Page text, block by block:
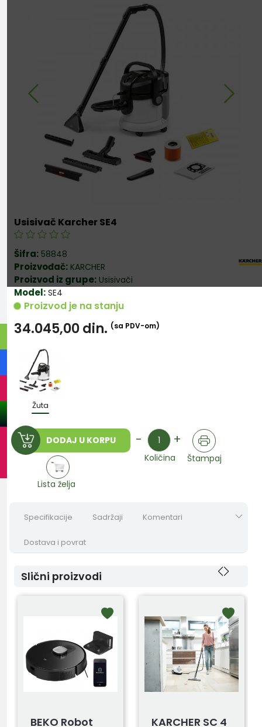
Usisivač Karcher SE4
Šifra: 58848
Proizvođač: KARCHER
Proizvod iz grupe: Usisivači
Model: SE4
Proizvod je na stanju
34.045,00din. (sa PDV-om)
Žuta
DODAJ U KORPU - Količina +
Količina Štampaj
Lista želja
Specifikacije Sadržaji Komentari
Dostava i povrat
Slični proizvodi
BEKO Robot
KARCHER SC 4